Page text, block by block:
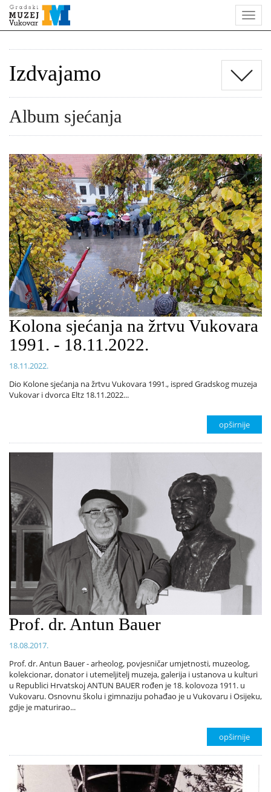
Izdvajamo
Album sjećanja
Kolona sjećanja na žrtvu Vukovara
1991. - 18.11.2022.
18.11.2022.
Dio Kolone sjećanja na žrtvu Vukovara 1991., ispred Gradskog muzeja
Vukovar i dvorca Eltz 18.11.2022...
opširnije
Prof. dr. Antun Bauer
18.08.2017.
Prof. dr. Antun Bauer - arheolog, povjesničar umjetnosti, muzeolog,
kolekcionar, donator i utemeljitelj muzeja, galerija i ustanova u kulturi
u Republici Hrvatskoj ANTUN BAUER rođen je 18. kolovoza 1911. u
Vukovaru. Osnovnu školu i gimnaziju pohađao je u Vukovaru i Osijeku,
gdje je maturirao...
opširnije